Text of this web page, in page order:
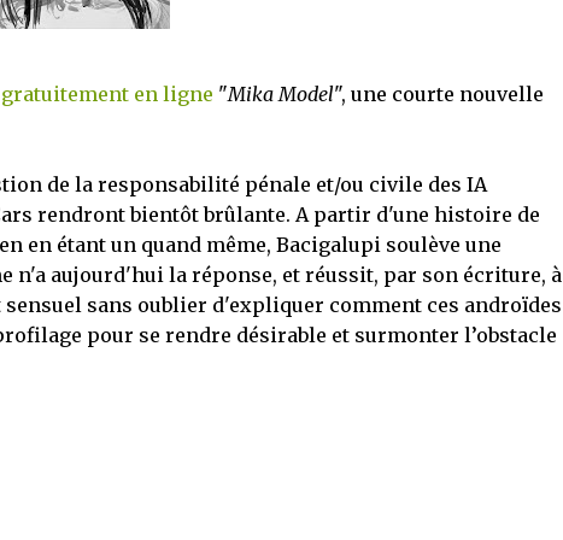
en ligne "Mika Model", une courte nouvelle
de la responsabilité pénale et/ou civile des IA
rendront bientôt brûlante. A partir d'une histoire de
en étant un quand même, Bacigalupi soulève une
n'a aujourd'hui la réponse, et réussit, par son écriture, à
sans oublier d'expliquer comment ces androïdes
pour se rendre désirable et surmonter l’obstacle